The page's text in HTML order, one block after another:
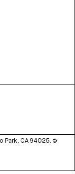
Park, CA 94025. ©